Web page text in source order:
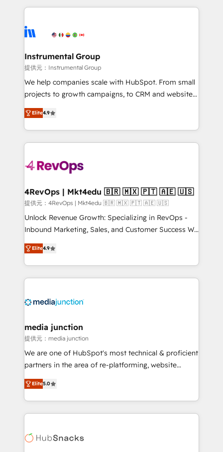
teams has worked with clients just like you Let’s
explore whether S2 is the partner you’ve been
eminent solutions & integrations. Trust us to
Elite Partners with 10+ years of HubSpot experience
Premier Partner 2023 🌟5 HubSpot Accreditations 🌟
Won HubSpot Theme Challenge 2021 🌟INBOUND’19
HubSpot Rising Star Why us? Harnessing the full
potential of the powerful HubSpot CRM. ✔️A team of
HubSpot experience ✔️Flexible pricing models —
Hourly-fee (assigned one Dedicated HubSpot
requirement). ✔️Helped over 25,000+ customers so
far with our HubSpot solutions. ✔️Bespoke apps &
on-demand bundle services. Connect with us today!
Instrumental Group
提供元：Instrumental Group
We help companies scale with HubSpot. From small
projects to growth campaigns, to CRM and websites.
Hire an agency that's experienced in every inch of
HubSpot and willing to work hand-in-hand with your
team to simplify the complex and build a better
experience for your team and customers.
Elite4.9
4RevOps | Mkt4edu 🇧🇷 🇲🇽 🇵🇹 🇦🇪 🇺🇸
提供元：4RevOps | Mkt4edu 🇧🇷 🇲🇽 🇵🇹 🇦🇪 🇺🇸
Unlock Revenue Growth: Specializing in RevOps -
Inbound Marketing, Sales, and Customer Success We
specialize in driving revenue growth for companies
across industries through tailored marketing, sales,
and customer success strategies, utilizing RevOps
methodologies. As Latin America's largest HubSpot
offer unparalleled insights. Operating in five
Mexico, USA, and Portugal—we've executed over a
hundred successful operations. Our approach,
rooted in RevOps principles, integrates analysis,
training, planning, and qualification. Leveraging
inbound marketing tactics, we focus on
understanding, nurturing, and converting leads.
competitive market.
Elite4.9
media junction
提供元：media junction
We are one of HubSpot's most technical & proficient
partners in the area of re-platforming, website
design & development. We specialize in multi-hub
implementations for mid-market & enterprise
companies. We are woman-owned, powered by
coffee, and we ❤️ dogs. We produce award-winning
Impact Award 🏆2022 Technical Expertise Impact
Elite5.0